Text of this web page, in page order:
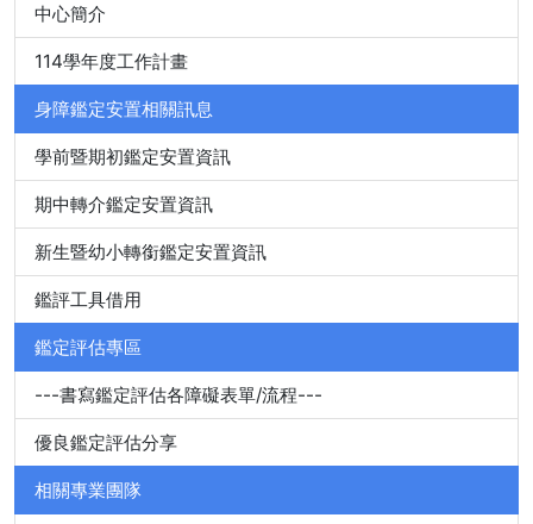
中心簡介
114學年度工作計畫
身障鑑定安置相關訊息
學前暨期初鑑定安置資訊
期中轉介鑑定安置資訊
新生暨幼小轉銜鑑定安置資訊
鑑評工具借用
鑑定評估專區
---書寫鑑定評估各障礙表單/流程---
優良鑑定評估分享
相關專業團隊